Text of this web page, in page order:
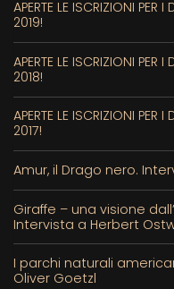
APERTE LE ISCRIZIONI PER
2019!
APERTE LE ISCRIZIONI PER
2018!
APERTE LE ISCRIZIONI PER
2017!
Amur, il Drago nero.
Giraffe – una visione
Intervista a Herbert
I parchi naturali
Oliver Goetzl